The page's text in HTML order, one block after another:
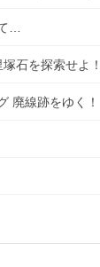
…
石を探索せよ！
廃線跡をゆく！